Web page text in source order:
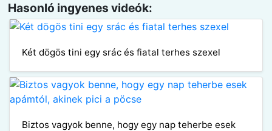
Hasonló ingyenes videók:
Két dögös tini egy srác és fiatal terhes szexel
Biztos vagyok benne, hogy egy nap teherbe esek